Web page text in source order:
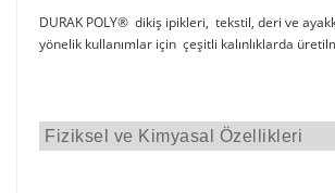
DURAK POLY® dikiş ipikleri, tekstil, deri ve
yönelik kullanımlar için çeşitli kalınlıklarda
Fiziksel ve Kimyasal Özellikleri